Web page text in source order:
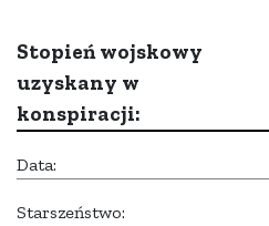
Stopień wojskowy
uzyskany w
konspiracji:
Data:
Starszeństwo: